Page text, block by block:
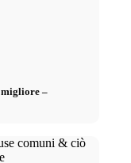
migliore –